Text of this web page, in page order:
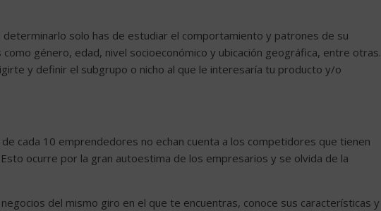
solo has de estudiar el comportamiento y patrones de su
como género, edad, nivel socioeconómico y ubicación geográfica, entre otras.
y definir el subgrupo o nicho al que le interesaría tu producto y/o
cada 10 emprendedores no echan cuenta a los competidores que tienen
ocurre por la gran autoestima de los empresarios y se olvida de la
del mismo giro en el que te encuentras, conoce sus características y